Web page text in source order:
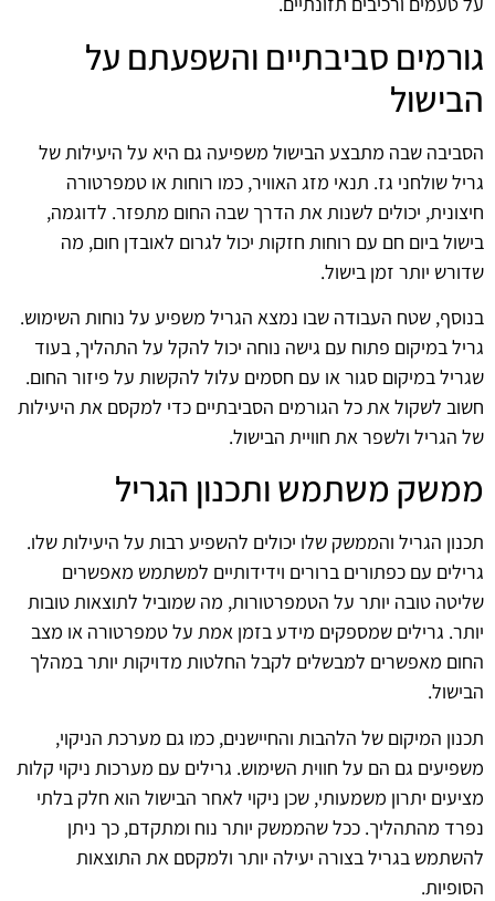
גורמים סביבתיים והשפעתם על
הבישול
הסביבה שבה מתבצע הבישול משפיעה גם היא על היעילות של
גריל שולחני גז. תנאי מזג האוויר, כמו רוחות או טמפרטורה
חיצונית, יכולים לשנות את הדרך שבה החום מתפזר. לדוגמה,
בישול ביום חם עם רוחות חזקות יכול לגרום לאובדן חום, מה
שדורש יותר זמן בישול.
בנוסף, שטח העבודה שבו נמצא הגריל משפיע על נוחות השימוש.
גריל במיקום פתוח עם גישה נוחה יכול להקל על התהליך, בעוד
שגריל במיקום סגור או עם חסמים עלול להקשות על פיזור החום.
חשוב לשקול את כל הגורמים הסביבתיים כדי למקסם את היעילות
של הגריל ולשפר את חוויית הבישול.
ממשק משתמש ותכנון הגריל
תכנון הגריל והממשק שלו יכולים להשפיע רבות על היעילות שלו.
גרילים עם כפתורים ברורים וידידותיים למשתמש מאפשרים
שליטה טובה יותר על הטמפרטורות, מה שמוביל לתוצאות טובות
יותר. גרילים שמספקים מידע בזמן אמת על טמפרטורה או מצב
החום מאפשרים למבשלים לקבל החלטות מדויקות יותר במהלך
הבישול.
תכנון המיקום של הלהבות והחיישנים, כמו גם מערכת הניקוי,
משפיעים גם הם על חווית השימוש. גרילים עם מערכות ניקוי קלות
מציעים יתרון משמעותי, שכן ניקוי לאחר הבישול הוא חלק בלתי
נפרד מהתהליך. ככל שהממשק יותר נוח ומתקדם, כך ניתן
להשתמש בגריל בצורה יעילה יותר ולמקסם את התוצאות
הסופיות.